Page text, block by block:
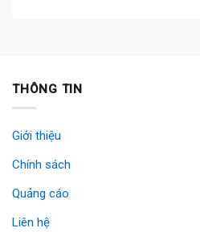
THÔNG TIN
Giới thiệu
Chính sách
Quảng cáo
Liên hệ